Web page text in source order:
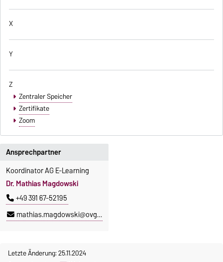
X
Y
Z
Zentraler Speicher
Zertifikate
Zoom
Ansprechpartner
Koordinator AG E-Learning
Dr. Mathias Magdowski
+49 391 67-52195
mathias.magdowski@ovgu.de
Letzte Änderung: 25.11.2024